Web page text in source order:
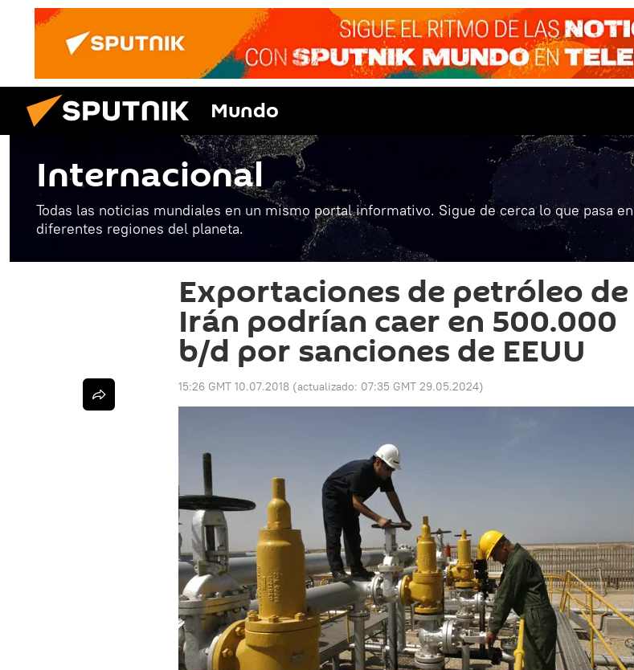
Mundo
Internacional
Todas las noticias mundiales en un mismo portal informativo. Sigue de cerca lo que pasa en
diferentes regiones del planeta.
Exportaciones de petróleo de
Irán podrían caer en 500.000
b/d por sanciones de EEUU
15:26 GMT 10.07.2018 (actualizado: 07:35 GMT 29.05.2024)